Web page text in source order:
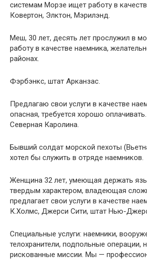
системам Морзе ищет работу в
Ковертон, Элктон, Мэрилэнд.
Меш, 30 лет, десять лет прослужил в
работу в качестве наемника,
районах.
Фэрбэнкс, штат Арканзас.
Предлагаю свои услуги в качестве
опасная, требуется хорошо
Северная Каролина.
Бывший солдат морской пехоты
хотел бы служить в отряде наемников.
Женщина 32 лет, умеющая держать
твердым характером, владеющая
предлагает свои услуги в качестве
К.Холмс, Джерси Сити, штат Нью-
Специальные услуги: наемники,
телохранители, подпольные операции,
рискованные миссии. Мы —